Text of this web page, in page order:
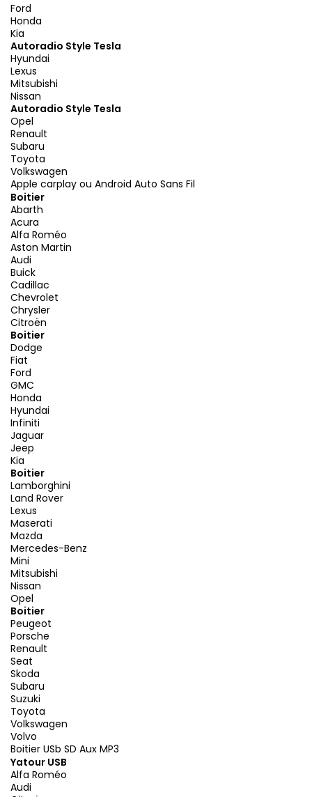
Ford
Honda
Kia
Autoradio Style Tesla
Hyundai
Lexus
Mitsubishi
Nissan
Autoradio Style Tesla
Opel
Renault
Subaru
Toyota
Volkswagen
Apple carplay ou Android Auto Sans Fil
Boitier
Abarth
Acura
Alfa Roméo
Aston Martin
Audi
Buick
Cadillac
Chevrolet
Chrysler
Citroën
Boitier
Dodge
Fiat
Ford
GMC
Honda
Hyundai
Infiniti
Jaguar
Jeep
Kia
Boitier
Lamborghini
Land Rover
Lexus
Maserati
Mazda
Mercedes-Benz
Mini
Mitsubishi
Nissan
Opel
Boitier
Peugeot
Porsche
Renault
Seat
Skoda
Subaru
Suzuki
Toyota
Volkswagen
Volvo
Boitier USb SD Aux MP3
Yatour USB
Alfa Roméo
Audi